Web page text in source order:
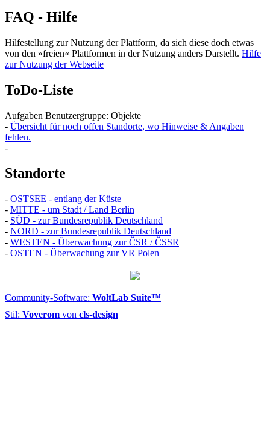
FAQ - Hilfe
Hilfestellung zur Nutzung der Plattform, da sich diese doch etwas
von den »freien« Plattformen in der Nutzung anders Darstellt. Hilfe
zur Nutzung der Webseite
ToDo-Liste
Aufgaben Benutzergruppe: Objekte
- Übersicht für noch offen Standorte, wo Hinweise & Angaben
fehlen.
-
Standorte
- OSTSEE - entlang der Küste
- MITTE - um Stadt / Land Berlin
- SÜD - zur Bundesrepublik Deutschland
- NORD - zur Bundesrepublik Deutschland
- WESTEN - Überwachung zur ČSR / ČSSR
- OSTEN - Überwachung zur VR Polen
Community-Software: WoltLab Suite™
Stil: Voverom von cls-design